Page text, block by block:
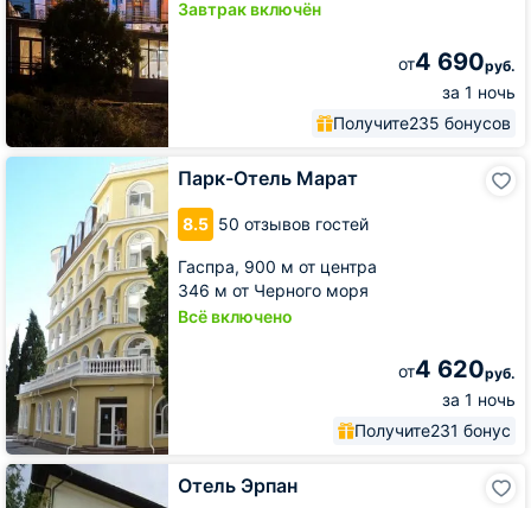
Завтрак включён
от4 690руб.
за 1 ночь
Получите235 бонусов
Парк-Отель Марат
8.5 50 отзывов гостей
Гаспра, 900 м от центра
346 м от Черного моря
Всё включено
от4 620руб.
за 1 ночь
Получите231 бонус
Парк-
Отель Эрпан
Отель
Эрпан